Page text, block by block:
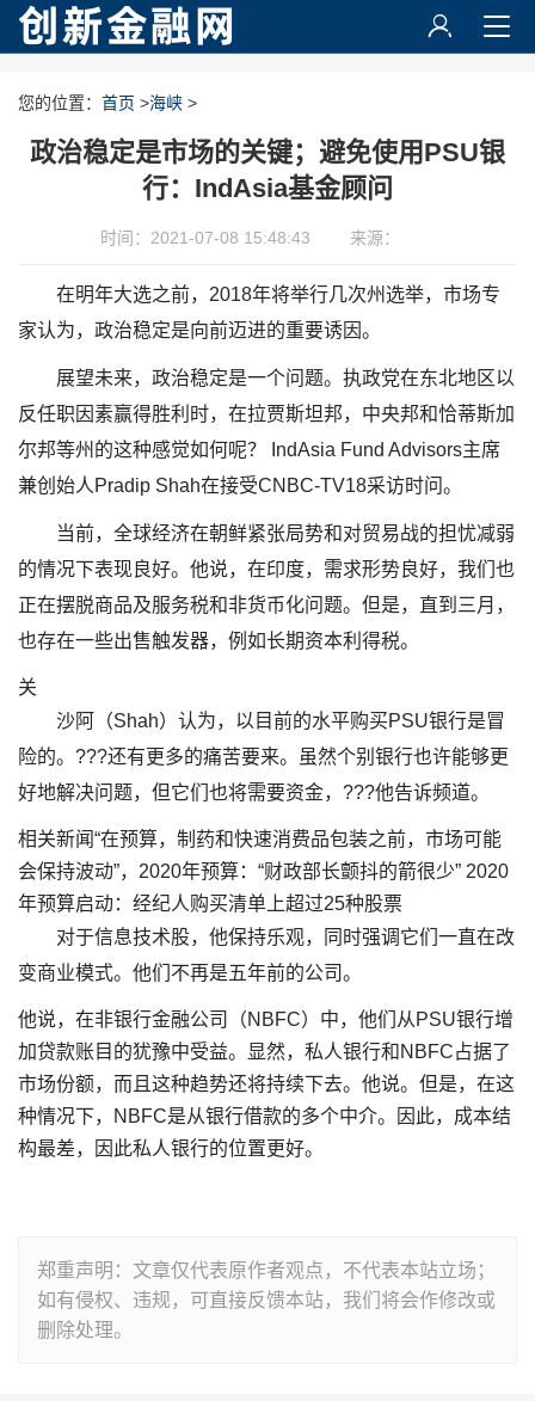
您的位置： 首页 >海峡 >
政治稳定是市场的关键；避免使用PSU银
行：IndAsia基金顾问
时间：2021-07-08 15:48:43 来源：
在明年大选之前，2018年将举行几次州选举，市场专
家认为，政治稳定是向前迈进的重要诱因。
展望未来，政治稳定是一个问题。执政党在东北地区以
反任职因素赢得胜利时，在拉贾斯坦邦，中央邦和恰蒂斯加
尔邦等州的这种感觉如何呢？ IndAsia Fund Advisors主席
兼创始人Pradip Shah在接受CNBC-TV18采访时问。
当前，全球经济在朝鲜紧张局势和对贸易战的担忧减弱
的情况下表现良好。他说，在印度，需求形势良好，我们也
正在摆脱商品及服务税和非货币化问题。但是，直到三月，
也存在一些出售触发器，例如长期资本利得税。
关
沙阿（Shah）认为，以目前的水平购买PSU银行是冒
险的。???还有更多的痛苦要来。虽然个别银行也许能够更
好地解决问题，但它们也将需要资金，???他告诉频道。
相关新闻“在预算，制药和快速消费品包装之前，市场可能
会保持波动”，2020年预算：“财政部长颤抖的箭很少” 2020
年预算启动：经纪人购买清单上超过25种股票
对于信息技术股，他保持乐观，同时强调它们一直在改
变商业模式。他们不再是五年前的公司。
他说，在非银行金融公司（NBFC）中，他们从PSU银行增
加贷款账目的犹豫中受益。显然，私人银行和NBFC占据了
市场份额，而且这种趋势还将持续下去。他说。但是，在这
种情况下，NBFC是从银行借款的多个中介。因此，成本结
构最差，因此私人银行的位置更好。
郑重声明：文章仅代表原作者观点，不代表本站立场；
如有侵权、违规，可直接反馈本站，我们将会作修改或
删除处理。